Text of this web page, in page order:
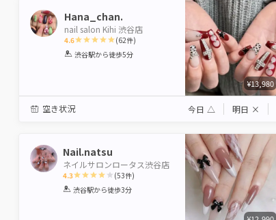
Hana_chan.
nail salon Kihi 渋谷店
4.6
1 2 3 4 5
(62件)
渋谷駅から徒歩5分
¥13,980
空き状況 今日 △ 明日 ×
Nail.natsu
ネイルサロンロータス渋谷店
4.3
1 2 3 4 5
(53件)
渋谷駅から徒歩3分